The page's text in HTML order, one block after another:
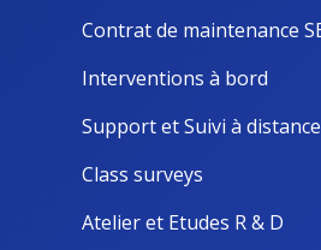
Contrat de maintenance
Interventions à bord
Support et Suivi à distance
Class surveys
Atelier et Etudes R & D